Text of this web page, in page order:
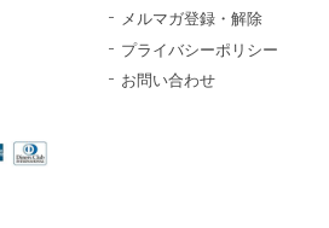
メルマガ登録・解除
プライバシーポリシー
お問い合わせ